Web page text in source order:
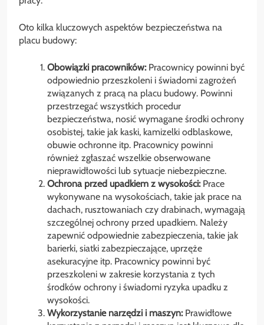
Oto kilka kluczowych aspektów bezpieczeństwa na
placu budowy:
Obowiązki pracowników:Pracownicy powinni być
odpowiednio przeszkoleni i świadomi zagrożeń
związanych z pracą na placu budowy. Powinni
przestrzegać wszystkich procedur
bezpieczeństwa, nosić wymagane środki ochrony
osobistej, takie jak kaski, kamizelki odblaskowe,
obuwie ochronne itp. Pracownicy powinni
również zgłaszać wszelkie obserwowane
nieprawidłowości lub sytuacje niebezpieczne.
Ochrona przed upadkiem z wysokości: Prace
wykonywane na wysokościach, takie jak prace na
dachach, rusztowaniach czy drabinach, wymagają
szczególnej ochrony przed upadkiem. Należy
zapewnić odpowiednie zabezpieczenia, takie jak
barierki, siatki zabezpieczające, uprzęże
asekuracyjne itp. Pracownicy powinni być
przeszkoleni w zakresie korzystania z tych
środków ochrony i świadomi ryzyka upadku z
wysokości.
Wykorzystanie narzędzi i maszyn: Prawidłowe